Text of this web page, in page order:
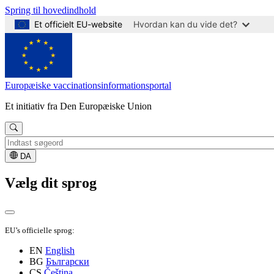
Spring til hovedindhold
Et officielt EU-website
Hvordan kan du vide det?
Europæiske vaccinationsinformationsportal
Et initiativ fra Den Europæiske Union
DA
Vælg dit sprog
EU’s officielle sprog:
EN English
BG Български